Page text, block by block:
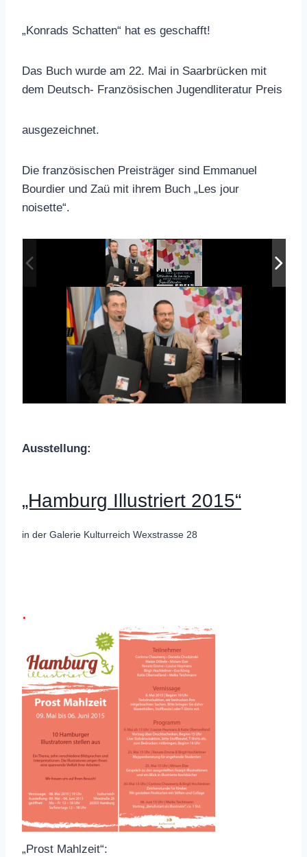
„Konrads Schatten“ hat es geschafft!
Das Buch wurde am 22. Mai in Saarbrücken mit
dem Deutsch- Französischen Jugendliteratur Preis
ausgezeichnet.
Die französischen Preisträger sind Emmanuel
Bourdier und Zaü mit ihrem Buch „Les jour
noisette“.
Ausstellung:
„Hamburg Illustriert 2015“
in der Galerie Kulturreich Wexstrasse 28
.
„Prost Mahlzeit“: